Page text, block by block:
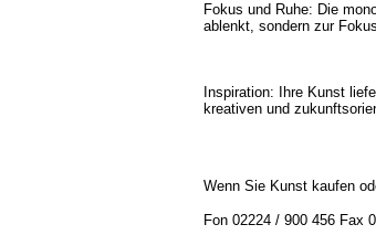
Fokus und Ruhe: Die
ablenkt, sondern zur
Inspiration: Ihre Kunst
kreativen und
Wenn Sie Kunst kaufen
Fon 02224 / 900 456 Fax